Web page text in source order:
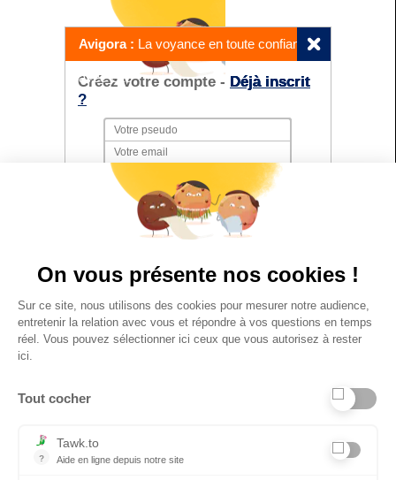
Avigora : La voyance en toute confiance
avec Lae
Créez votre compte - Déjà inscrit
?
Date de naissance
Je certifie être majeur(e) et avoir lu et accepté
lesconditions générales de service.
Déjà inscrit ?
On vous présente nos cookies !
Sur ce site, nous utilisons des cookies pour mesurer notre audience,
entretenir la relation avec vous et répondre à vos questions en temps
réel. Vous pouvez sélectionner ici ceux que vous autorisez à rester
ici.
Tout cocher
?
Tawk.to
Aide en ligne depuis notre site